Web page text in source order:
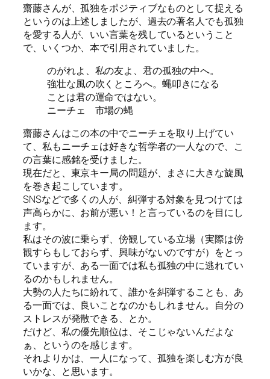
齋藤さんが、孤独をポジティブなものとして捉える
というのは上述しましたが、過去の著名人でも孤独
を愛する人が、いい言葉を残しているということ
で、いくつか、本で引用されていました。
のがれよ、私の友よ、君の孤独の中へ。
強壮な風の吹くところへ。蝿叩きになる
ことは君の運命ではない。
ニーチェ 市場の蝿
齋藤さんはこの本の中でニーチェを取り上げてい
て、私もニーチェは好きな哲学者の一人なので、こ
の言葉に感銘を受けました。
現在だと、東京キー局の問題が、まさに大きな旋風
を巻き起こしています。
SNSなどで多くの人が、糾弾する対象を見つけては
声高らかに、お前が悪い！と言っているのを目にし
ます。
私はその波に乗らず、傍観している立場（実際は傍
観すらもしておらず、興味がないのですが）をとっ
ていますが、ある一面では私も孤独の中に逃れてい
るのかもしれません。
大勢の人たちに紛れて、誰かを糾弾することも、あ
る一面では、良いことなのかもしれません。自分の
ストレスが発散できる、とか。
だけど、私の優先順位は、そこじゃないんだよな
ぁ、というのを感じます。
それよりかは、一人になって、孤独を楽しむ方が良
いかな、と思います。